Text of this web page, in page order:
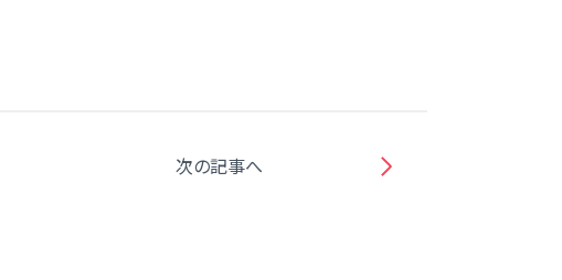
次の記事へ